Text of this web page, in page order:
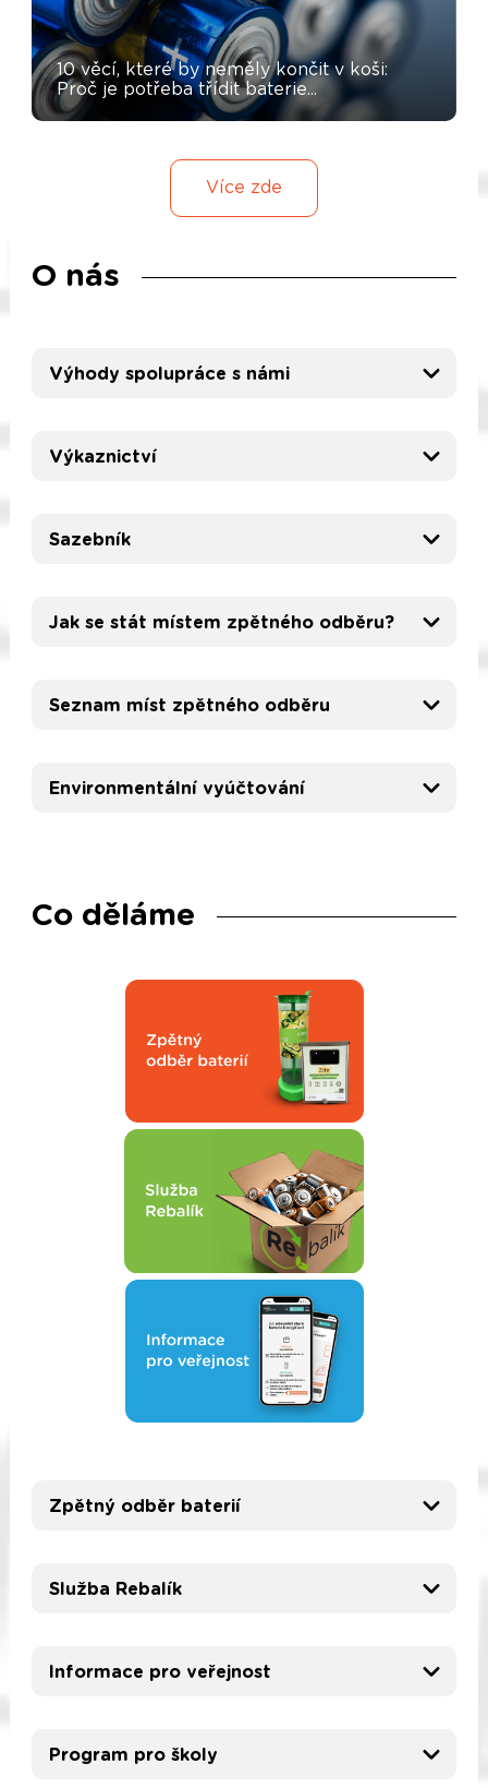
10 věcí, které by neměly končit v koši:
Proč je potřeba třídit baterie...
Více zde
O nás
Výhody spolupráce s námi
Výkaznictví
Sazebník
Jak se stát místem zpětného odběru?
Seznam míst zpětného odběru
Environmentální vyúčtování
Co děláme
Zpětný odběr baterií
Služba Rebalík
Informace pro veřejnost
Program pro školy